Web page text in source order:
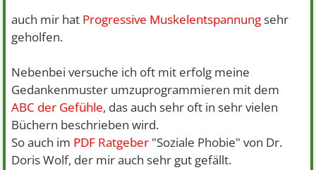
auch mir hat Progressive Muskelentspannungsehr
geholfen.
Nebenbei versuche ich oft mit erfolg meine
Gedankenmuster umzuprogrammieren mit dem
ABC der Gefühle, das auch sehr oft in sehr vielen
Büchern beschrieben wird.
So auch im PDF Ratgeber "Soziale Phobie" von Dr.
Doris Wolf, der mir auch sehr gut gefällt.